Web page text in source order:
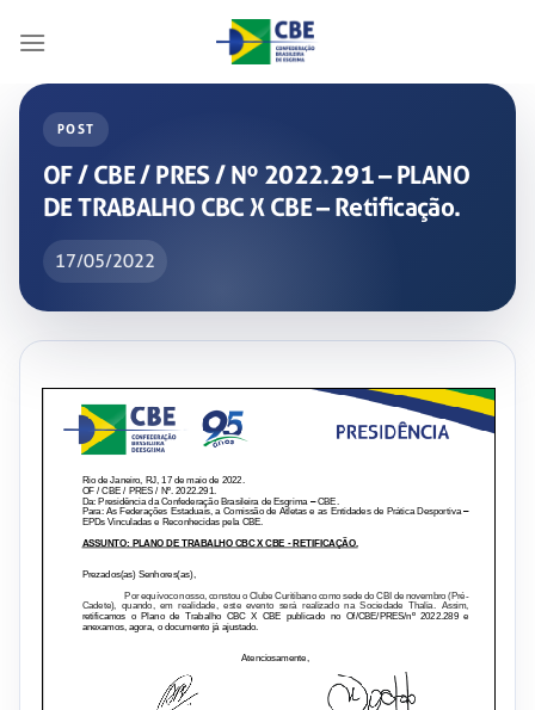
POST
OF / CBE / PRES / Nº 2022.291 – PLANO
DE TRABALHO CBC X CBE – Retificação.
17/05/2022